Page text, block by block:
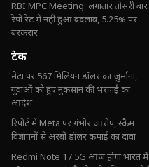
RBI MPC Meeting: लगातार तीसरी बार
रेपो रेट में नहीं हुआ बदलाव, 5.25% पर
बरकरार
टेक
मेटा पर 567 मिलियन डॉलर का जुर्माना,
युवाओं को हुए नुकसान की भरपाई का
आदेश
रिपोर्ट में Meta पर गंभीर आरोप, स्कैम
विज्ञापनों से अरबों डॉलर कमाई का दावा
Redmi Note 17 5G आज होगा भारत में